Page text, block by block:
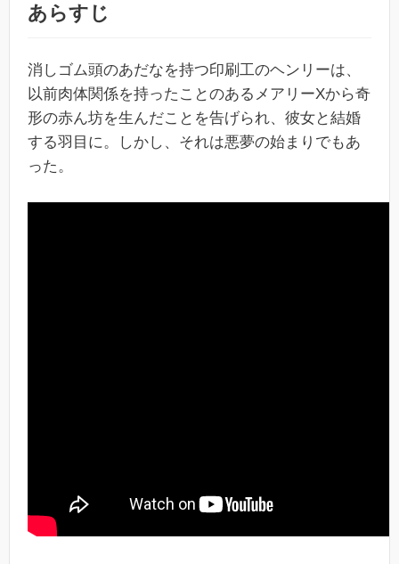
あらすじ
消しゴム頭のあだなを持つ印刷工のヘンリーは、
以前肉体関係を持ったことのあるメアリーXから奇
形の赤ん坊を生んだことを告げられ、彼女と結婚
する羽目に。しかし、それは悪夢の始まりでもあ
った。